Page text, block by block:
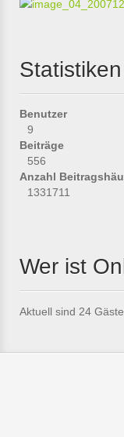
Statistiken
Benutzer
9
Beiträge
556
Anzahl
1331711
Wer ist
Aktuell sind 24